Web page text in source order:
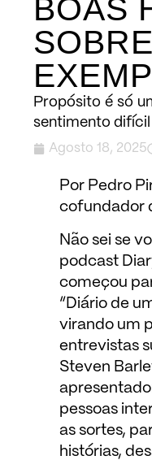
BOAS
Propósito é só
sentimento
Agosto 18, 2025
Por Pedro
cofundador
Não sei se
podcast
começou
“Diário de
virando um
entrevistas
Steven
pessoas
as sortes,
histórias,